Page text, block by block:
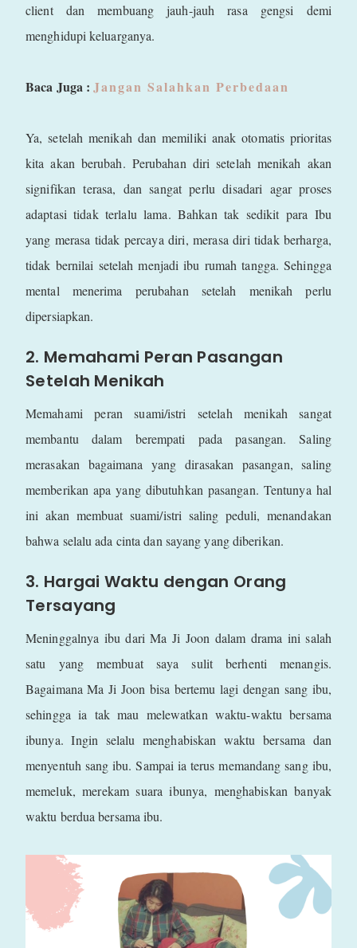
client dan membuang jauh-jauh rasa gengsi demi
menghidupi keluarganya.
Baca Juga :Jangan Salahkan Perbedaan
Ya, setelah menikah dan memiliki anak otomatis prioritas
kita akan berubah. Perubahan diri setelah menikah akan
signifikan terasa, dan sangat perlu disadari agar proses
adaptasi tidak terlalu lama. Bahkan tak sedikit para Ibu
yang merasa tidak percaya diri, merasa diri tidak berharga,
tidak bernilai setelah menjadi ibu rumah tangga. Sehingga
mental menerima perubahan setelah menikah perlu
dipersiapkan.
2. Memahami Peran Pasangan
Setelah Menikah
Memahami peran suami/istri setelah menikah sangat
membantu dalam berempati pada pasangan. Saling
merasakan bagaimana yang dirasakan pasangan, saling
memberikan apa yang dibutuhkan pasangan. Tentunya hal
ini akan membuat suami/istri saling peduli, menandakan
bahwa selalu ada cinta dan sayang yang diberikan.
3. Hargai Waktu dengan Orang
Tersayang
Meninggalnya ibu dari Ma Ji Joon dalam drama ini salah
satu yang membuat saya sulit berhenti menangis.
Bagaimana Ma Ji Joon bisa bertemu lagi dengan sang ibu,
sehingga ia tak mau melewatkan waktu-waktu bersama
ibunya. Ingin selalu menghabiskan waktu bersama dan
menyentuh sang ibu. Sampai ia terus memandang sang ibu,
memeluk, merekam suara ibunya, menghabiskan banyak
waktu berdua bersama ibu.